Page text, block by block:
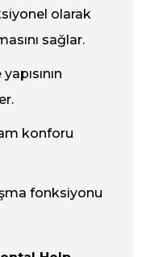
olarak
sağlar.
konforu
fonksiyonu